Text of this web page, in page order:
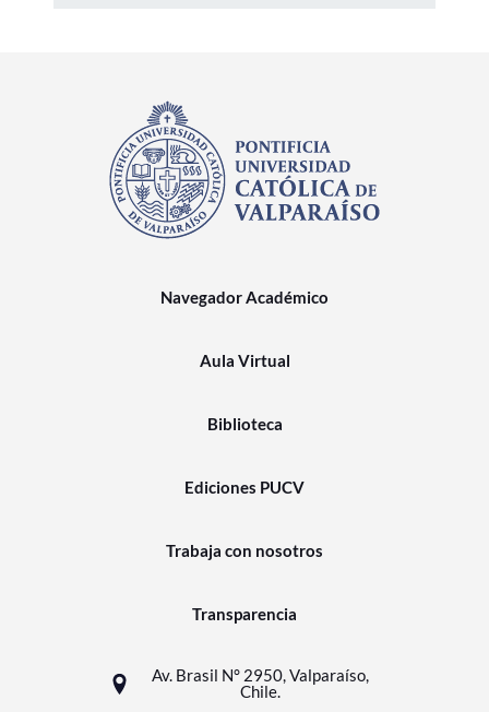
Navegador Académico
Aula Virtual
Biblioteca
Ediciones PUCV
Trabaja con nosotros
Transparencia
Av. Brasil N° 2950, Valparaíso,
Chile.